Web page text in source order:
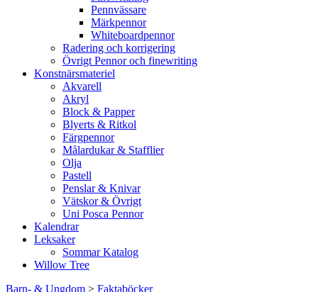
Pennvässare
Märkpennor
Whiteboardpennor
Radering och korrigering
Övrigt Pennor och finewriting
Konstnärsmateriel
Akvarell
Akryl
Block & Papper
Blyerts & Ritkol
Färgpennor
Målardukar & Stafflier
Olja
Pastell
Penslar & Knivar
Vätskor & Övrigt
Uni Posca Pennor
Kalendrar
Leksaker
Sommar Katalog
Willow Tree
Barn- & Ungdom > Faktaböcker